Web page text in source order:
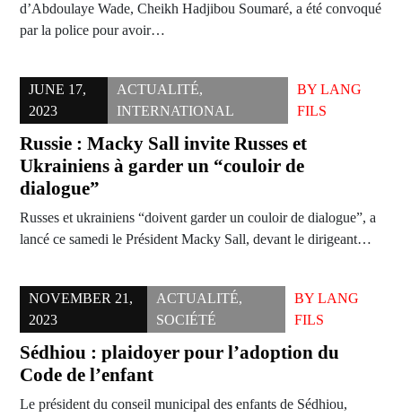
d’Abdoulaye Wade, Cheikh Hadjibou Soumaré, a été convoqué
par la police pour avoir…
JUNE 17,
2023
ACTUALITÉ,
INTERNATIONAL
BY LANG
FILS
Russie : Macky Sall invite Russes et
Ukrainiens à garder un “couloir de
dialogue”
Russes et ukrainiens “doivent garder un couloir de dialogue”, a
lancé ce samedi le Président Macky Sall, devant le dirigeant…
NOVEMBER 21,
2023
ACTUALITÉ,
SOCIÉTÉ
BYLANG
FILS
Sédhiou : plaidoyer pour l’adoption du
Code de l’enfant
Le président du conseil municipal des enfants de Sédhiou,